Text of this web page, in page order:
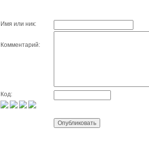
Имя или ник:
Комментарий:
Код: